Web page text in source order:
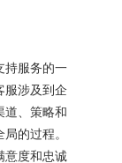
服务的一
服涉及到企
道、策略和
的过程。
意度和忠诚